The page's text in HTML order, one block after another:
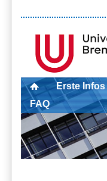
Erste Infos
FAQ